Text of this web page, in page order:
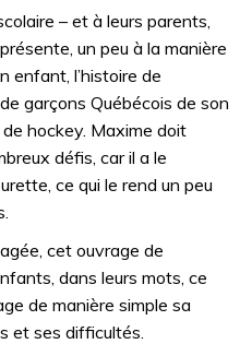
– et à leurs parents,
un peu à la manière
enfant, l’histoire de
garçons Québécois de son
hockey. Maxime doit
défis, car il a le
ce qui le rend un peu
cet ouvrage de
dans leurs mots, ce
de manière simple sa
et ses difficultés.